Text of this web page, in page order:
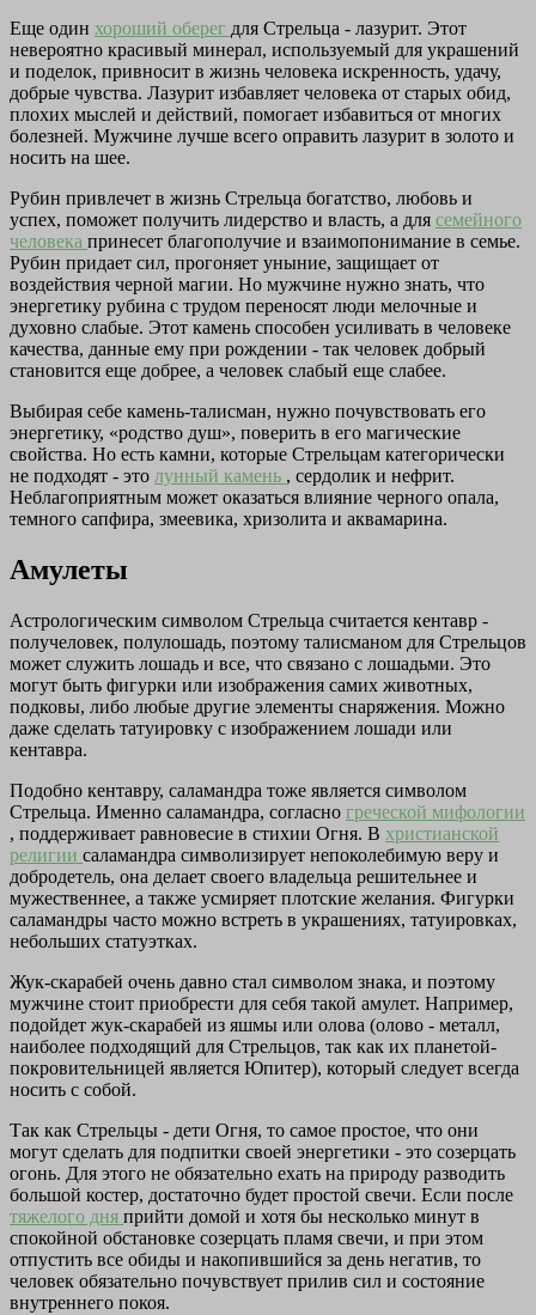
Еще один хороший оберег для Стрельца - лазурит. Этот
невероятно красивый минерал, используемый для украшений
и поделок, привносит в жизнь человека искренность, удачу,
добрые чувства. Лазурит избавляет человека от старых обид,
плохих мыслей и действий, помогает избавиться от многих
болезней. Мужчине лучше всего оправить лазурит в золото и
носить на шее.
Рубин привлечет в жизнь Стрельца богатство, любовь и
успех, поможет получить лидерство и власть, а для семейного
человека принесет благополучие и взаимопонимание в семье.
Рубин придает сил, прогоняет уныние, защищает от
воздействия черной магии. Но мужчине нужно знать, что
энергетику рубина с трудом переносят люди мелочные и
духовно слабые. Этот камень способен усиливать в человеке
качества, данные ему при рождении - так человек добрый
становится еще добрее, а человек слабый еще слабее.
Выбирая себе камень-талисман, нужно почувствовать его
энергетику, «родство душ», поверить в его магические
свойства. Но есть камни, которые Стрельцам категорически
не подходят - это лунный камень , сердолик и нефрит.
Неблагоприятным может оказаться влияние черного опала,
темного сапфира, змеевика, хризолита и аквамарина.
Амулеты
Астрологическим символом Стрельца считается кентавр -
получеловек, полулошадь, поэтому талисманом для Стрельцов
может служить лошадь и все, что связано с лошадьми. Это
могут быть фигурки или изображения самих животных,
подковы, либо любые другие элементы снаряжения. Можно
даже сделать татуировку с изображением лошади или
кентавра.
Подобно кентавру, саламандра тоже является символом
Стрельца. Именно саламандра, согласно греческой мифологии
, поддерживает равновесие в стихии Огня. В христианской
религии саламандра символизирует непоколебимую веру и
добродетель, она делает своего владельца решительнее и
мужественнее, а также усмиряет плотские желания. Фигурки
саламандры часто можно встреть в украшениях, татуировках,
небольших статуэтках.
Жук-скарабей очень давно стал символом знака, и поэтому
мужчине стоит приобрести для себя такой амулет. Например,
подойдет жук-скарабей из яшмы или олова (олово - металл,
наиболее подходящий для Стрельцов, так как их планетой-
покровительницей является Юпитер), который следует всегда
носить с собой.
Так как Стрельцы - дети Огня, то самое простое, что они
могут сделать для подпитки своей энергетики - это созерцать
огонь. Для этого не обязательно ехать на природу разводить
большой костер, достаточно будет простой свечи. Если после
тяжелого дня прийти домой и хотя бы несколько минут в
спокойной обстановке созерцать пламя свечи, и при этом
отпустить все обиды и накопившийся за день негатив, то
человек обязательно почувствует прилив сил и состояние
внутреннего покоя.